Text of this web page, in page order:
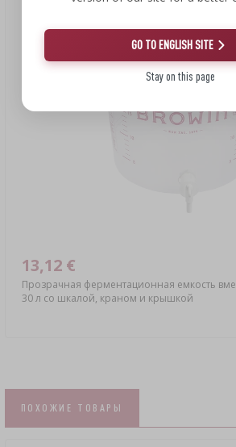
Прозрачная ферментационная емкость
30 л со шкалой, краном и крышкой
13,12 €
ПОХОЖИЕ ТОВАРЫ
GO TO ENGLISH SITE
Stay on this page